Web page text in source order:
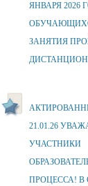
ЯНВАРЯ 2026
ЗАНЯТИЯ
21.01.26
УЧАСТНИКИ
ПРОЦЕССА! В